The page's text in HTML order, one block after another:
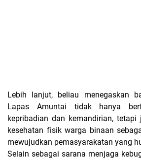
Lebih lanjut, beliau menegaskan
Lapas Amuntai tidak hanya
kepribadian dan kemandirian, tetapi
kesehatan fisik warga binaan
mewujudkan pemasyarakatan yang
Selain sebagai sarana menjaga